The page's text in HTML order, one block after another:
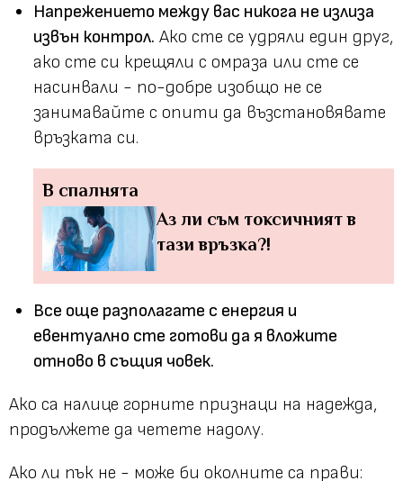
Напрежението между вас никога не излиза
извън контрол. Ако сте се удряли един друг,
ако сте си крещяли с омраза или сте се
насинвали - по-добре изобщо не се
занимавайте с опити да възстановявате
връзката си.
В спалнята
Аз ли съм токсичният в
тази връзка?!
Все още разполагате с енергия и
евентуално сте готови да я вложите
отново в същия човек.
Ако са налице горните признаци на надежда,
продължете да четете надолу.
Ако ли пък не - може би околните са прави: